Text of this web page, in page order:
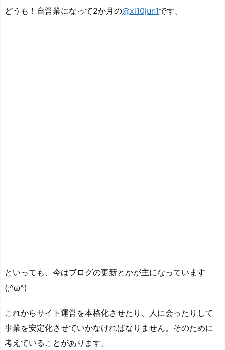
どうも！自営業になって2か月の@xi10jun1です。
といっても、今はブログの更新とかが主になっています
(;^ω^)
これからサイト運営を本格化させたり、人に会ったりして
事業を安定化させていかなければなりません。そのために
考えていることがあります。